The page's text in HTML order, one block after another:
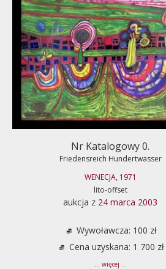
Nr Katalogowy 0.
Friedensreich Hundertwasser
WENECJA, 1971
lito-offset
aukcja z 24 marca 2003
Wywoławcza: 100 zł
Cena uzyskana: 1 700 zł
... więcej ...